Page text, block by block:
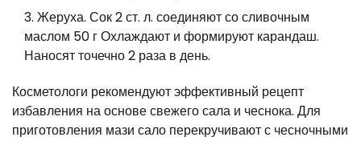
Жеруха. Сок 2 ст. л. соединяют со сливочным
маслом 50 г Охлаждают и формируют карандаш.
Наносят точечно 2 раза в день.
Косметологи рекомендуют эффективный рецепт
избавления на основе свежего сала и чеснока. Для
приготовления мази сало перекручивают с чесночными